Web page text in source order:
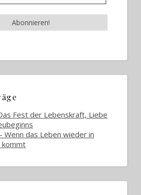
Fest der Lebenskraft, Liebe
Wenn das Leben wieder in
kommt